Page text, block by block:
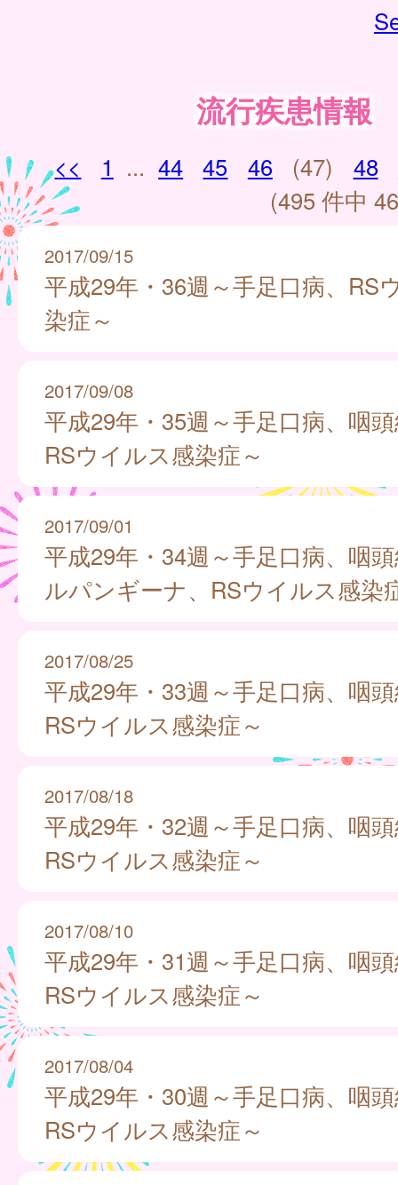
流行疾患情報
<< 1 ... 44 45 46 (47) 48
(495 件中
2017/09/15
平成29年・36週～手足口病、RS
染症～
2017/09/08
平成29年・35週～手足口病、咽
RSウイルス感染症～
2017/09/01
平成29年・34週～手足口病、咽
ルパンギーナ、RSウイルス感染
2017/08/25
平成29年・33週～手足口病、咽
RSウイルス感染症～
2017/08/18
平成29年・32週～手足口病、咽
RSウイルス感染症～
2017/08/10
平成29年・31週～手足口病、咽
RSウイルス感染症～
2017/08/04
平成29年・30週～手足口病、咽
RSウイルス感染症～